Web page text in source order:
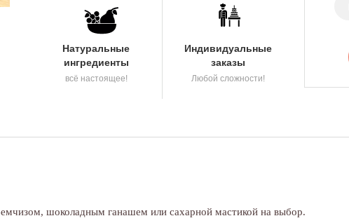
Натуральные
ингредиенты
всё настоящее!
Индивидуальные
заказы
Любой сложности!
шоколадным ганашем или сахарной мастикой на выбор.